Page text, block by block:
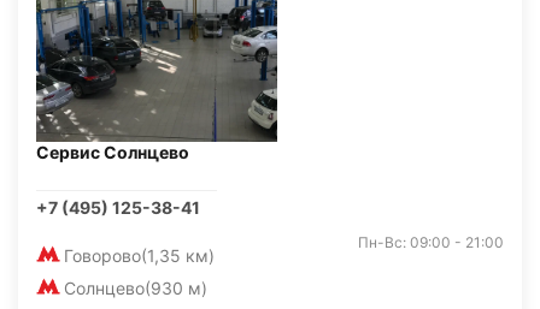
Сервис Солнцево
+7 (495) 125-38-41
Говорово(1,35 км)
Солнцево(930 м)
Пн-Вс: 09:00 - 21:00